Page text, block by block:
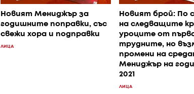
Новият Мениджър за
годишните поправки, със
свежи хора и подправки
ЛИЦА
Новият брой: По
на следващите
уроците от
трудните, но
промени на
Мениджър на
2021
ЛИЦА